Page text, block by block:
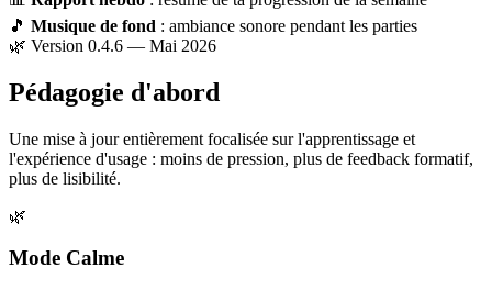
🎵 Musique de fond : ambiance sonore pendant les parties
🌿 Version 0.4.6 — Mai 2026
Pédagogie d'abord
Une mise à jour entièrement focalisée sur l'apprentissage et
l'expérience d'usage : moins de pression, plus de feedback formatif,
plus de lisibilité.
🌿
Mode Calme